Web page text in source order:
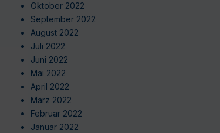
Oktober 2022
September 2022
August 2022
Juli 2022
Juni 2022
Mai 2022
April 2022
März 2022
Februar 2022
Januar 2022